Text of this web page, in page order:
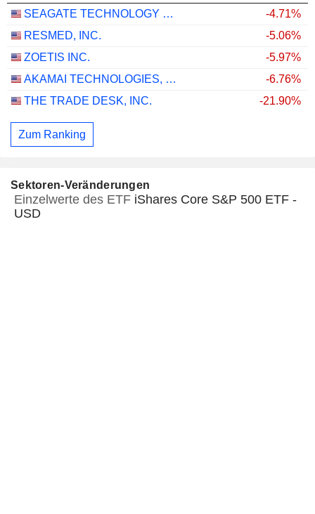
SEAGATE TECHNOLOGY HOLDINGS PLC
-4.71%
RESMED, INC.
-5.06%
ZOETIS INC.
-5.97%
AKAMAI TECHNOLOGIES, INC.
-6.76%
THE TRADE DESK, INC.
-21.90%
Zum Ranking
Sektoren-Veränderungen
Einzelwerte des ETF iShares Core S&P 500 ETF -
USD